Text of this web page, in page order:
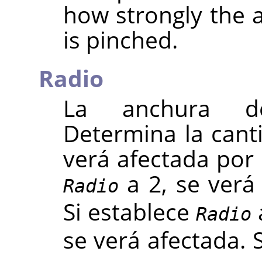
how strongly the
is pinched.
Radio
La anchura
Determina la
verá afectada
Radio a 2, se
Si estableceRadio
se verá afectada.